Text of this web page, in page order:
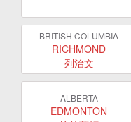
BRITISH COLUMBIA
RICHMOND
列治文
ALBERTA
EDMONTON